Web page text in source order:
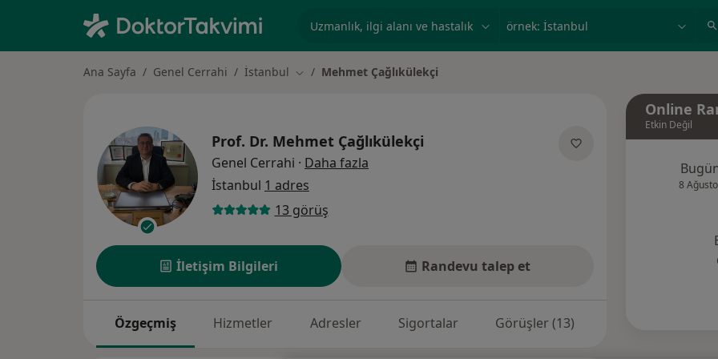
örnek: İstanbul
Ana Sayfa Genel Cerrahi İstanbul Şehir değiştir
Mehmet Çağlıkülekçi
Prof. Dr. Mehmet Çağlıkülekçi
Genel Cerrahi · Daha fazla
İstanbul 1 adres
13 görüş
İletişim Bilgileri Randevu talep et
Özgeçmiş Hizmetler Adresler Sigortalar Görüşler (13)
Online
Etkin Değil
8